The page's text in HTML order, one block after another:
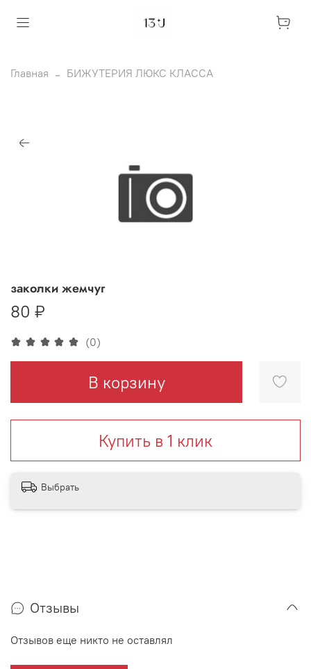
Главная БИЖУТЕРИЯ ЛЮКС КЛАССА
(0)
заколки жемчуг
80 ₽
В корзину
Купить в 1 клик
Выбрать
Отзывы
Отзывов еще никто не оставлял